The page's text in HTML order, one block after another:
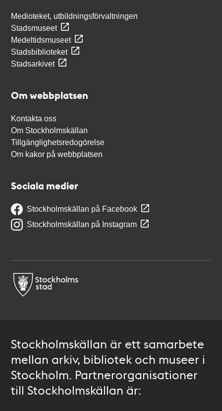
Medioteket, utbildningsförvaltningen
Stadsmuseet
Medeltidsmuseet
Stadsbiblioteket
Stadsarkivet
Om webbplatsen
Kontakta oss
Om Stockholmskällan
Tillgänglighetsredogörelse
Om kakor på webbplatsen
Sociala medier
Stockholmskällan på Facebook
Stockholmskällan på Instagram
Stockholmskällan är ett samarbete
mellan arkiv, bibliotek och museer i
Stockholm. Partnerorganisationer
till Stockholmskällan är: